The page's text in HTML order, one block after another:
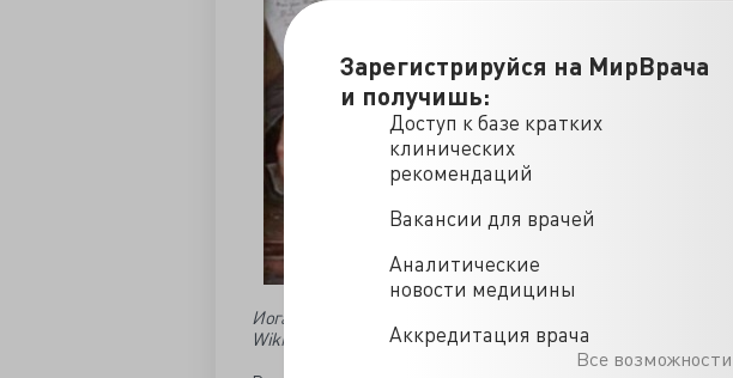
Зарегистрируйся на МирВрача
и получишь:
Доступ к базе кратких
клинических
рекомендаций
Вакансии для врачей
Аналитические
новости медицины
Аккредитация врача
Все возможности
Иоганн Вольфганг Гете
Wikimedia Commons